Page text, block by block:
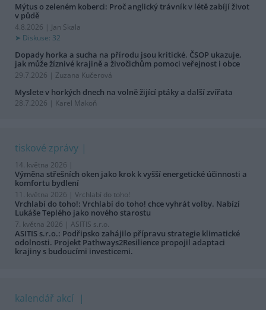
Mýtus o zeleném koberci: Proč anglický trávník v létě zabíjí život
v půdě
4.8.2026 | Jan Skala
Diskuse: 32
Dopady horka a sucha na přírodu jsou kritické. ČSOP ukazuje,
jak může žíznivé krajině a živočichům pomoci veřejnost i obce
29.7.2026 | Zuzana Kučerová
Myslete v horkých dnech na volně žijící ptáky a další zvířata
28.7.2026 | Karel Makoň
tiskové zprávy
14. května 2026 |
Výměna střešních oken jako krok k vyšší energetické účinnosti a
komfortu bydlení
11. května 2026 | Vrchlabí do toho!
Vrchlabí do toho!: Vrchlabí do toho! chce vyhrát volby. Nabízí
Lukáše Teplého jako nového starostu
7. května 2026 | ASITIS s.r.o.
ASITIS s.r.o.: Podřipsko zahájilo přípravu strategie klimatické
odolnosti. Projekt Pathways2Resilience propojil adaptaci
krajiny s budoucími investicemi.
kalendář akcí